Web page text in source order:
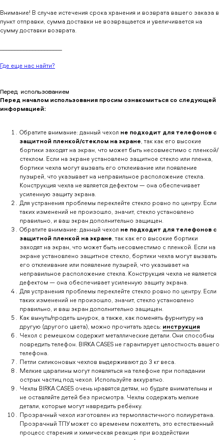
Внимание! В случае истечения срока хранения и возврата вашего заказа в
пункт отправки, сумма доставки не возвращается и увеличивается на
сумму доставки возврата.
Где еще нас найти?
Перед использованием
Перед началом использования просим ознакомиться со следующей
информацией:
Обратите внимание: данный чехол не подходит для телефонов с
защитной пленкой/стеклом на экране, так как его высокие
бортики заходят на экран, что может быть несовместимо с пленкой/
стеклом. Если на экране установлено защитное стекло или пленка,
бортики чехла могут вызвать его отклеивание или появление
пузырей, что указывает на неправильное расположение стекла.
Конструкция чехла не является дефектом — она обеспечивает
усиленную защиту экрана.
Для устранения проблемы переклейте стекло ровно по центру. Если
таких изменений не произошло, значит, стекло установлено
правильно, и ваш экран дополнительно защищен.
Обратите внимание: данный чехол не подходит для телефонов с
защитной пленкой на экране, так как его высокие бортики
заходят на экран, что может быть несовместимо с пленкой. Если на
экране установлено защитное стекло, бортики чехла могут вызвать
его отклеивание или появление пузырей, что указывает на
неправильное расположение стекла. Конструкция чехла не является
дефектом — она обеспечивает усиленную защиту экрана.
Для устранения проблемы переклейте стекло ровно по центру. Если
таких изменений не произошло, значит, стекло установлено
правильно, и ваш экран дополнительно защищен.
Как вынуть/продеть шнурок, а также, как поменять фурнитуру на
другую (другого цвета), можно прочитать здесь: инструкция
Чехол с ремешком содержит металлические детали. Они способны
повредить телефон. BIRKA CASES не гарантирует целостность вашего
телефона.
Петли силиконовых чехлов выдерживают до 3 кг веса.
Мелкие царапины могут появляться на телефоне при попадании
острых частиц под чехол. Используйте аккуратно.
Чехлы BIRKA CASES очень нравятся детям, но будьте внимательны и
не оставляйте детей без присмотра. Чехлы содержать мелкие
детали, которые могут навредить ребёнку.
Прозрачный чехол изготовлен из термопластичного полиуретана.
Прозрачный ТПУ может со временем пожелтеть, это естественный
процесс старения и химическая реакция при воздействии